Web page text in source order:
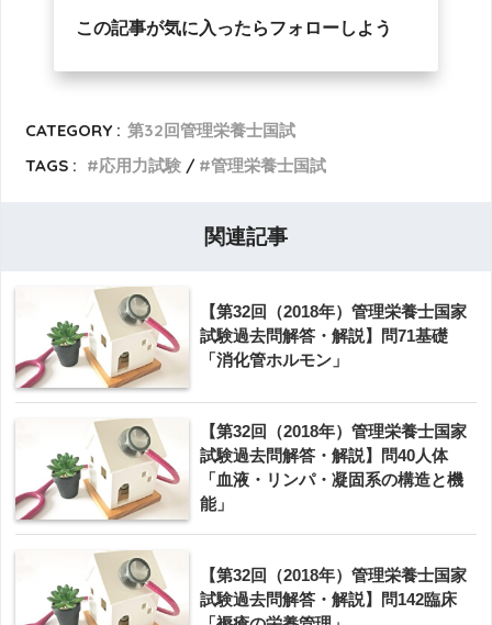
この記事が気に入ったらフォローしよう
CATEGORY : 第32回管理栄養士国試
TAGS :
応用力試験 管理栄養士国試
関連記事
【第32回（2018年）管理栄養士国家
試験過去問解答・解説】問71基礎
「消化管ホルモン」
【第32回（2018年）管理栄養士国家
試験過去問解答・解説】問40人体
「血液・リンパ・凝固系の構造と機
能」
【第32回（2018年）管理栄養士国家
試験過去問解答・解説】問142臨床